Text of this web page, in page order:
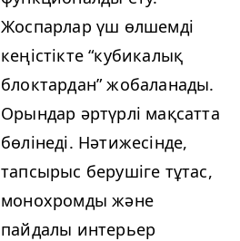
Жоспарлар үш өлшемді
кеңістікте“кубикалық
блоктардан” жобаланады.
Орындар әртүрлі мақсатта
бөлінеді. Нәтижесінде,
тапсырыс берушіге тұтас,
монохромды және
пайдалы интерьер